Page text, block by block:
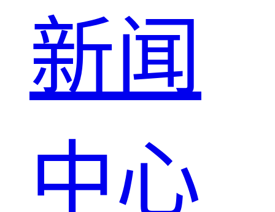
新闻
中心